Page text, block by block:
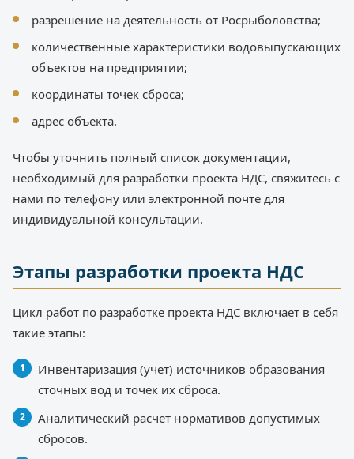
разрешение на деятельность от Росрыболовства;
количественные характеристики водовыпускающих
объектов на предприятии;
координаты точек сброса;
адрес объекта.
Чтобы уточнить полный список документации,
необходимый для разработки проекта НДС, свяжитесь с
нами по телефону или электронной почте для
индивидуальной консультации.
Этапы разработки проекта НДС
Цикл работ по разработке проекта НДС включает в себя
такие этапы:
Инвентаризация (учет) источников образования
сточных вод и точек их сброса.
Аналитический расчет нормативов допустимых
сбросов.